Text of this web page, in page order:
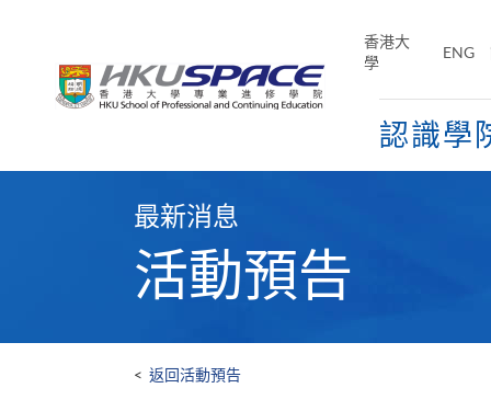
香港大
學
ENG
認識學
最新消息
活動預告
< 返回活動預告